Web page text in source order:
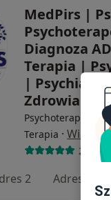
MedPirs |
Diagnoza
Terapia |
|
Zdrowia
Psychoterapia,
Terapia · Więcej
276
2 Adres 3